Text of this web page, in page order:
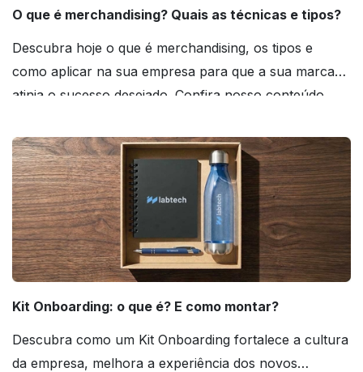
O que é merchandising? Quais as técnicas e tipos?
Descubra hoje o que é merchandising, os tipos e
como aplicar na sua empresa para que a sua marca
atinja o sucesso desejado. Confira nosso conteúdo
Kit Onboarding: o que é? E como montar?
Descubra como um Kit Onboarding fortalece a cultura
da empresa, melhora a experiência dos novos